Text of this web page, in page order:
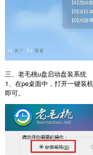
三、老毛桃u盘启动盘装系统
1、在pe桌面中，打开一键装
即可。